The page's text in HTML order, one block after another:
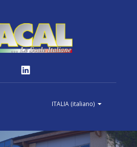
ITALIA (italiano)